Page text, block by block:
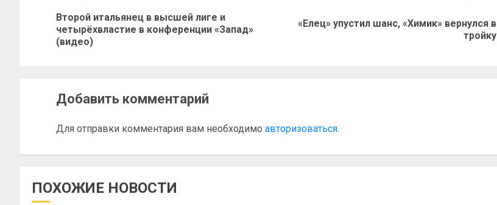
Второй итальянец в высшей лиге и
четырёхвластие в конференции «Запад»
(видео)
«Елец» упустил шанс, «Химик» вернулся в
тройку
Добавить комментарий
Для отправки комментария вам необходимо авторизоваться.
ПОХОЖИЕ НОВОСТИ